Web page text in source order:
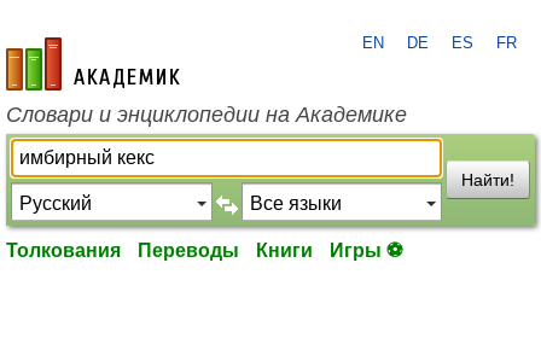
academic.ru
EN DE ES FR
Словари и энциклопедии на Академике
Найти!
Толкования Переводы Книги Игры ⚽